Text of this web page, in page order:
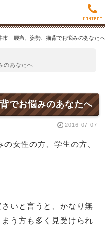
市 腰痛、姿勢、猫背でお悩みのあなたへ
のあなたへ
でお悩みのあなたへ
2016-07-07
女性の方、学生の方、
いと言うと、かなり無
う方も多く見受けられ
CONTACT